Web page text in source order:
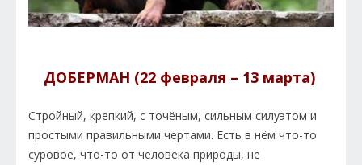
ДОБЕРМАН (22 февраля – 13 марта)
Стройный, крепкий, с точёным, сильным силуэтом и
простыми правильными чертами. Есть в нём что-то
суровое, что-то от человека природы, не